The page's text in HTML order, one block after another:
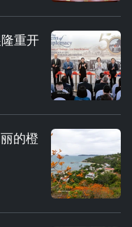
重开
的橙